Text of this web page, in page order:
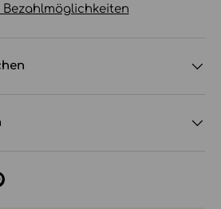
Bezahlmöglichkeiten